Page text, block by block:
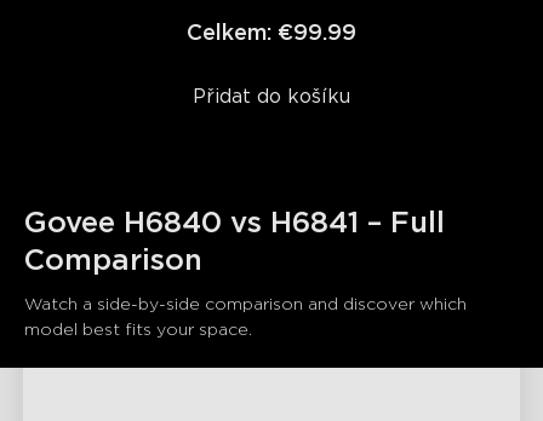
Celkem: €99.99
Přidat do košíku
Govee H6840 vs H6841 – Full
Comparison
Watch a side-by-side comparison and discover which
model best fits your space.